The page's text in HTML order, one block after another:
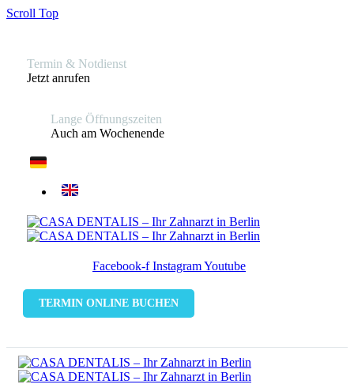
Scroll Top
Termin & Notdienst
Jetzt anrufen
Lange Öffnungszeiten
Auch am Wochenende
Facebook-f InstagramYoutube
TERMIN ONLINE BUCHEN